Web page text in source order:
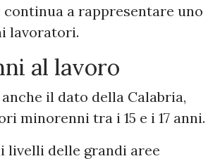
a rappresentare uno
lavoratori.
al lavoro
il dato della Calabria,
minorenni tra i 15 e i 17 anni.
livelli delle grandi aree